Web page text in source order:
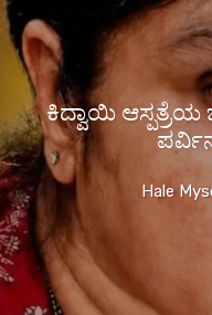
ಕಿದ್ವಾಯಿ
Hale